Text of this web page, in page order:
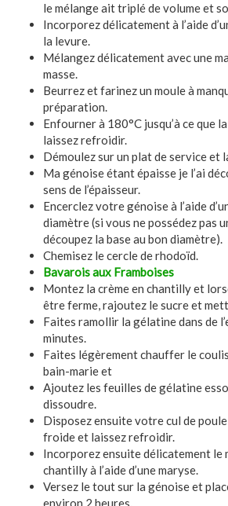
le mélange ait triplé de volume et
Incorporez délicatement à l’aide
la levure.
Mélangez délicatement avec une
masse.
Beurrez et farinez un moule à
préparation.
Enfourner à 180°C jusqu’à ce que
laissez refroidir.
Démoulez sur un plat de service et
Ma génoise étant épaisse je l’ai
sens de l’épaisseur.
Encerclez votre génoise à l’aide
diamètre (si vous ne possédez pas
découpez la base au bon diamètre).
Chemisez le cercle de rhodoïd.
Bavarois aux Framboises
Montez la crème en chantilly et
être ferme, rajoutez le sucre et
Faites ramollir la gélatine dans de
minutes.
Faites légèrement chauffer le
bain-marie et
Ajoutez les feuilles de gélatine
dissoudre.
Disposez ensuite votre cul de poule
froide et laissez refroidir.
Incorporez ensuite délicatement le
chantilly à l’aide d’une maryse.
Versez le tout sur la génoise et